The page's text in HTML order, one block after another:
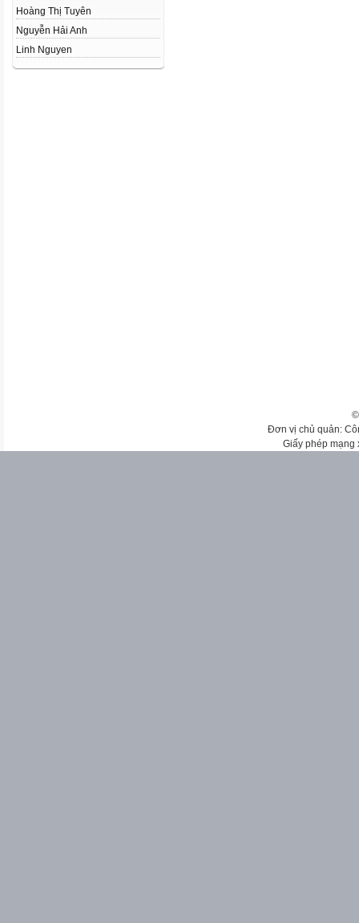
Hoàng Thị Tuyên
Nguyễn Hải Anh
Linh Nguyen
Đơn vị chủ quản:
Giấy phép mạng